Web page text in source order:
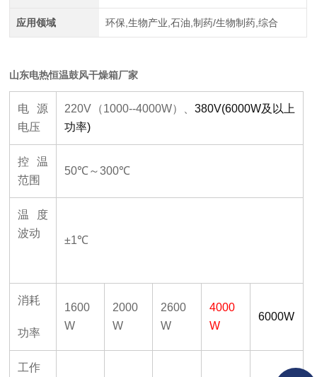
应用领域 环保,生物产业,石油,制药/生物制药,综合
山东电热恒温鼓风干燥箱厂家
电源
电压
220V（1000--4000W）、380V(6000W及以上
功率)
控温
范围
50℃～300℃
温度
波动
±1℃
消耗
功率
1600
W
2000
W
2600
W
4000
W
6000W
工作